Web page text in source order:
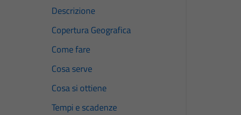
Descrizione
Copertura Geografica
Come fare
Cosa serve
Cosa si ottiene
Tempi e scadenze